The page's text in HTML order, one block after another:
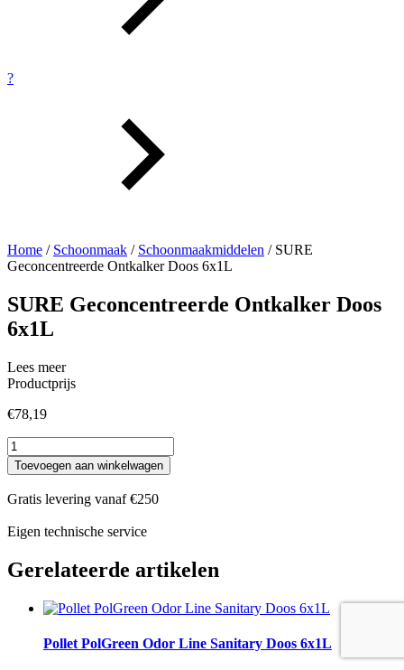
?
Home / Schoonmaak / Schoonmaakmiddelen / SURE
Geconcentreerde Ontkalker Doos 6x1L
SURE Geconcentreerde Ontkalker Doos
6x1L
Lees meer
Productprijs
€78,19
SURE
Geconcentreerde
Ontkalker
Doos
6x1L
aantal
Toevoegen aan winkelwagen
Gratis levering vanaf €250
Eigen technische service
Gerelateerde artikelen
Pollet PolGreen Odor Line Sanitary Doos 6x1L